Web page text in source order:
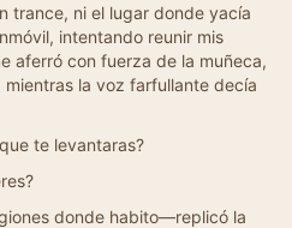
trance, ni el lugar donde yacía
intentando reunir mis
aferró con fuerza de la muñeca,
la voz farfullante decía
te levantaras?
donde habito—replicó la